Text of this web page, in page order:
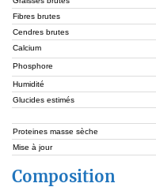
Fibres brutes
Cendres brutes
Calcium
Phosphore
Humidité
Glucides estimés
Proteines masse sèche
Mise à jour
Composition